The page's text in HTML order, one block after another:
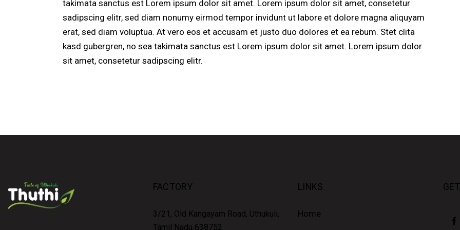
takimata sanctus est Lorem ipsum dolor sit amet. Lorem ipsum dolor sit amet, consetetur
sadipscing elitr, sed diam nonumy eirmod tempor invidunt ut labore et dolore magna aliquyam
erat, sed diam voluptua. At vero eos et accusam et justo duo dolores et ea rebum. Stet clita
kasd gubergren, no sea takimata sanctus est Lorem ipsum dolor sit amet. Lorem ipsum dolor
sit amet, consetetur sadipscing elitr.
FACTORY
3/21, Old Kangayam Road, Uthukuli,
Tamil Nadu 638752
LINKS
Home